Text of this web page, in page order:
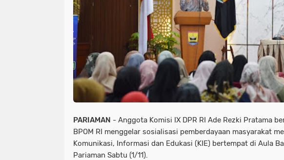
PARIAMAN - Anggota Komisi IX DPR RI Ade Rezki Pratama
BPOM RI menggelar sosialisasi pemberdayaan masyarakat
Komunikasi, Informasi dan Edukasi (KIE) bertempat di Aula
Pariaman Sabtu (1/11).